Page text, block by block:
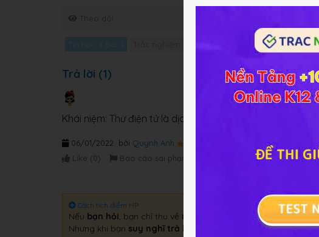
Theo dõi
Giải bài tập Tin
Trả lời (1)
Khái niệm: Thư điện tử là dịch vụ chuyển thư dưới dạng
bởi Quynh Anh
06/01/2022
Like (0) Báo cáo sai phạm
Cách tích điểm HP
Nếu bạn hỏi, bạn chỉ thu về một câu trả lời
Nhưng khi bạn suy nghĩ trả lời gấp bội!